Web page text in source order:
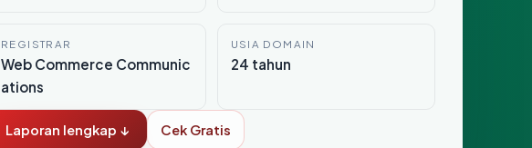
REGISTRAR
Web Commerce Communic
ations
USIA DOMAIN
24 tahun
Laporan lengkap ↓ Cek Gratis